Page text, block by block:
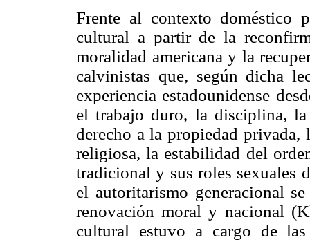
Frente al contexto doméstico
cultural a partir de la
moralidad americana y la
calvinistas que, según dicha
experiencia estadounidense
el trabajo duro, la disciplina,
derecho a la propiedad
religiosa, la estabilidad del
tradicional y sus roles sexuales
el autoritarismo generacional
renovación moral y nacional
cultural estuvo a cargo de las